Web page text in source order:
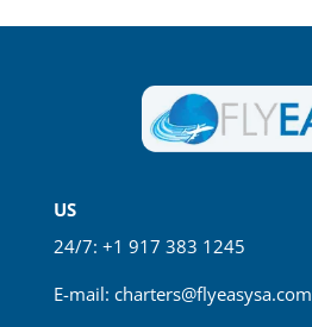
US
24/7: +1 917 383 1245
E-mail: charters@flyeasysa.com